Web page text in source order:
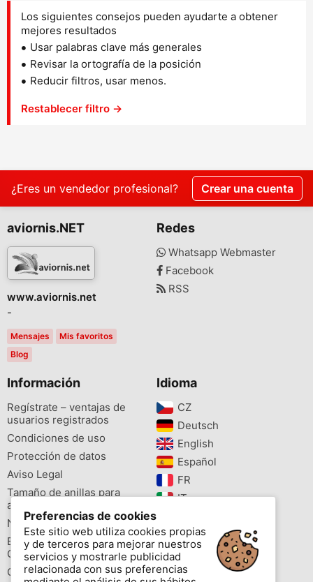
Los siguientes consejos pueden ayudarte a obtener
mejores resultados
Usar palabras clave más generales
Revisar la ortografía de la posición
Reducir filtros, usar menos.
Restablecer filtro →
¿Eres un vendedor profesional? Crear una cuenta
aviornis.NET
www.aviornis.net
-
Mensajes
Mis favoritos
Blog
Redes
Whatsapp Webmaster
Facebook
RSS
Información
Regístrate – ventajas de
usuarios registrados
Condiciones de uso
Protección de datos
Aviso Legal
Tamaño de anillas para
aves
Newsletter
Buscador de especies
Cites
Colores de las anillas
Idioma
CZ‎
Deutsch‎
English‎
Español‎
FR‎
IT‎
PL‎
PT‎
Preferencias de cookies
Este sitio web utiliza cookies propias
y de terceros para mejorar nuestros
servicios y mostrarle publicidad
relacionada con sus preferencias